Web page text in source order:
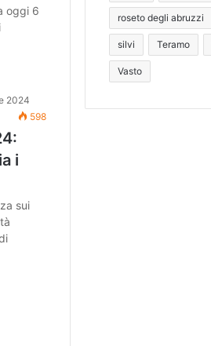
oggi 6
2024
598
i
sui
roseto degli abruzzi
silvi Teramo
Vasto